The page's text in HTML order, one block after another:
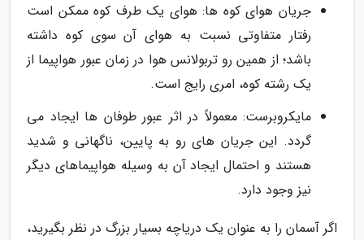
جریان هوای کوه ها: هوای یک طرف کوه ممکن است
رفتار متفاوتی نسبت به هوای آن سوی کوه داشته
باشد؛ از همین رو تربولانس هوا در زمان عبور هواپیما از
یک رشته کوه، امری رایج است.
مایکروبرست: معمولاً در اثر عبور طوفان ها ایجاد می
گردد. این جریان های رو به پایین، ناگهانی و شدید
هستند و احتمال ایجاد آن به وسیله هواپیماهای دیگر
نیز وجود دارد.
اگر آسمان را به عنوان یک دریاچه بسیار بزرگ در نظر بگیرید،